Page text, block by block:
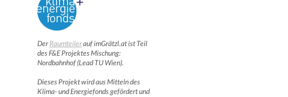
DerRaumteilerauf imGrätzl.at ist Teil
des F&E Projektes Mischung:
Nordbahnhof (Lead TU Wien).
Dieses Projekt wird aus Mitteln des
Klima- und Energiefonds gefördert und